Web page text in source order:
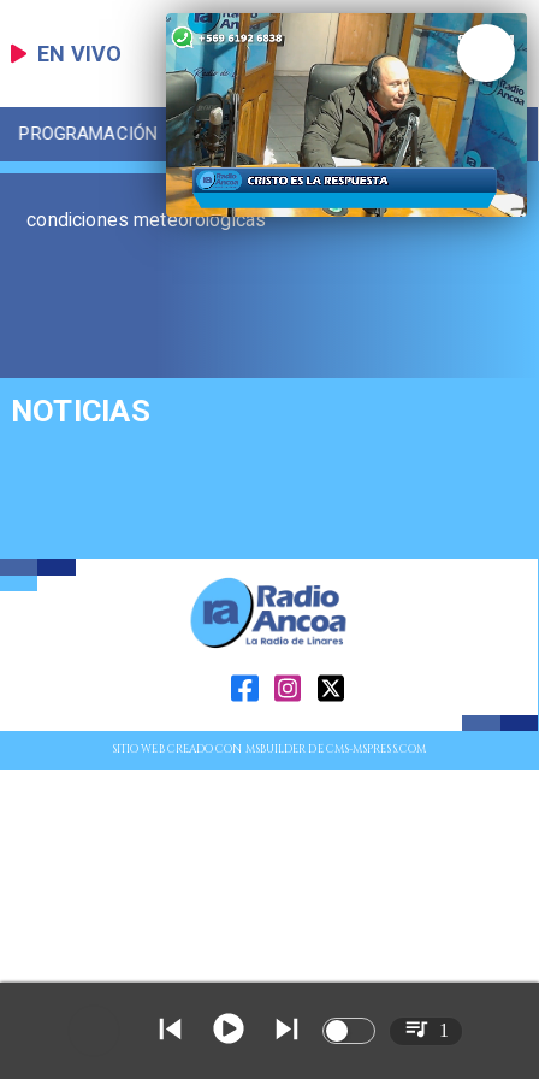
EN VIVO
PROGRAMACIÓN LOCAL DEPORTES
condiciones meteorológicas
NOTICIAS
SITIO WEB CREADO CON MSBUILDER DE CMS-MSPRESS.COM
1